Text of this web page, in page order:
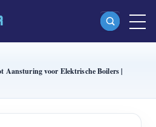
Fi-energiemeter (WEM2067)
Aansturing voor Elektrische Boilers |